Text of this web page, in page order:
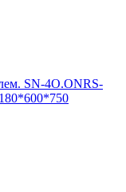
SN-4O.ONRS-